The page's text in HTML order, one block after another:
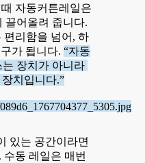
자동커튼레일은
끌어올려 줍니다.
편리함을 넘어, 하
가 됩니다. “자동
장치가 아니라
치입니다.”
있는 공간이라면
동 레일은 매번